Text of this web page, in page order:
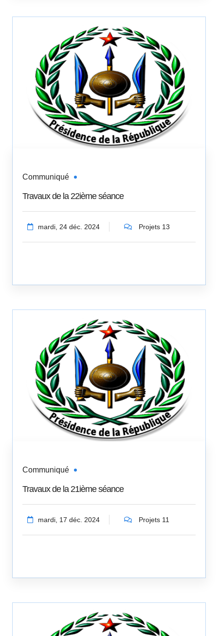
Communiqué
Travaux de la 22ième séance
mardi, 24 déc. 2024 Projets 13
Communiqué
Travaux de la 21ième séance
mardi, 17 déc. 2024 Projets 11